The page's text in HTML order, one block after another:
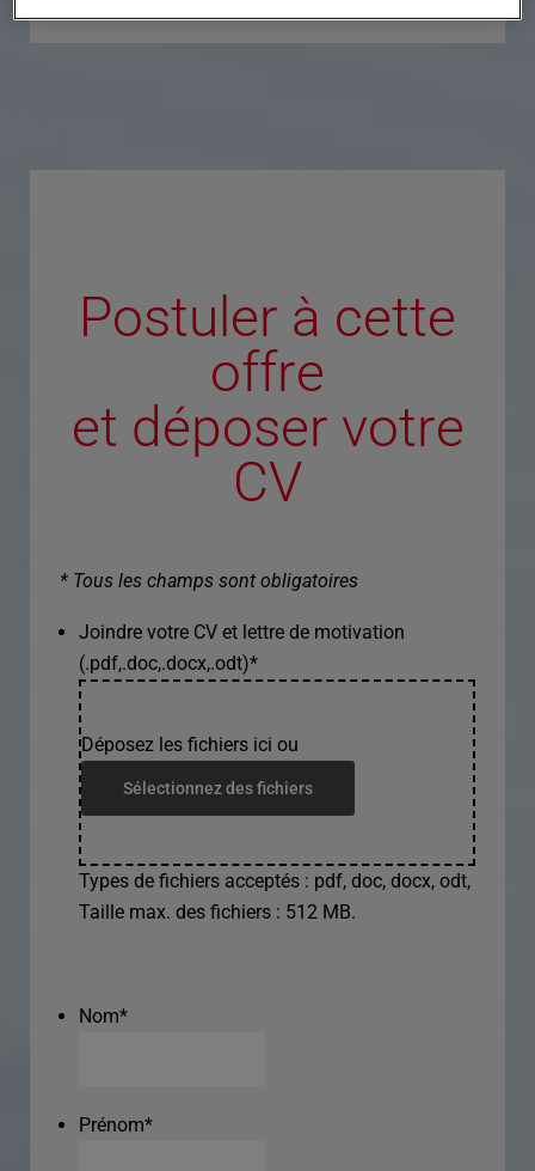
Postuler à cette
offre
et déposer votre
CV
* Tous les champs sont obligatoires
Joindre votre CV et lettre de motivation
(.pdf,.doc,.docx,.odt)*
Déposez les fichiers ici ou
Sélectionnez des fichiers
Types de fichiers acceptés : pdf, doc, docx, odt,
Taille max. des fichiers : 512 MB.
Nom*
Prénom*